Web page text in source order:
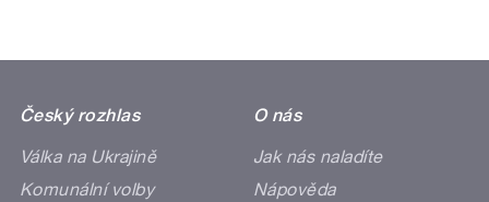
Český rozhlas
Válka na Ukrajině
Komunální volby
O nás
Jak nás naladíte
Nápověda